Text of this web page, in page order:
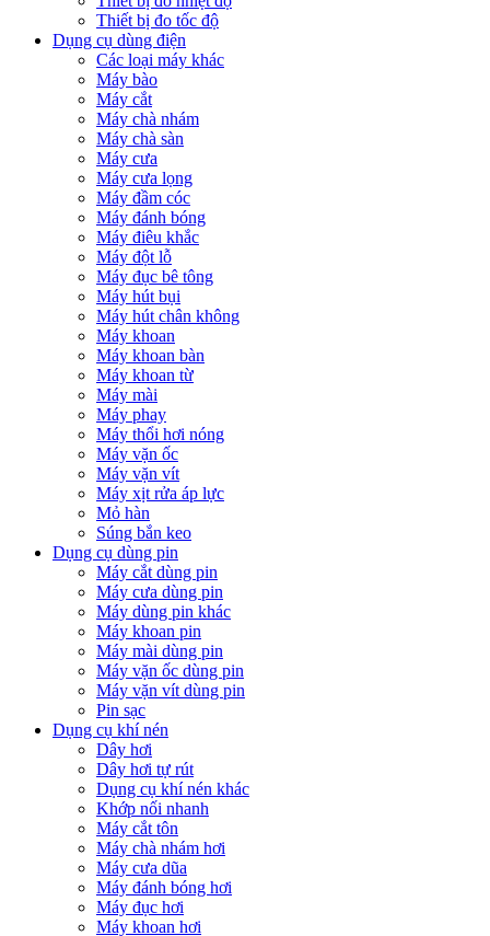
Thiết bị đo tốc độ
Dụng cụ dùng điện
Các loại máy khác
Máy bào
Máy cắt
Máy chà nhám
Máy chà sàn
Máy cưa
Máy cưa lọng
Máy đầm cóc
Máy đánh bóng
Máy điêu khắc
Máy đột lỗ
Máy đục bê tông
Máy hút bụi
Máy hút chân không
Máy khoan
Máy khoan bàn
Máy khoan từ
Máy mài
Máy phay
Máy thổi hơi nóng
Máy vặn ốc
Máy vặn vít
Máy xịt rửa áp lực
Mỏ hàn
Súng bắn keo
Dụng cụ dùng pin
Máy cắt dùng pin
Máy cưa dùng pin
Máy dùng pin khác
Máy khoan pin
Máy mài dùng pin
Máy vặn ốc dùng pin
Máy vặn vít dùng pin
Pin sạc
Dụng cụ khí nén
Dây hơi
Dây hơi tự rút
Dụng cụ khí nén khác
Khớp nối nhanh
Máy cắt tôn
Máy chà nhám hơi
Máy cưa dũa
Máy đánh bóng hơi
Máy đục hơi
Máy khoan hơi